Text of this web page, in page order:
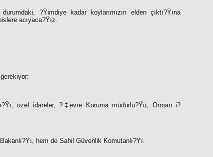
?Ÿimdiye kadar koylarımızın elden çıktı?Ÿına
acıyaca?Ÿız.
özel idareler, ?‡evre Koruma müdürlü?Ÿü, Orman i?
hem de Sahil Güvenlik Komutanlı?Ÿı.